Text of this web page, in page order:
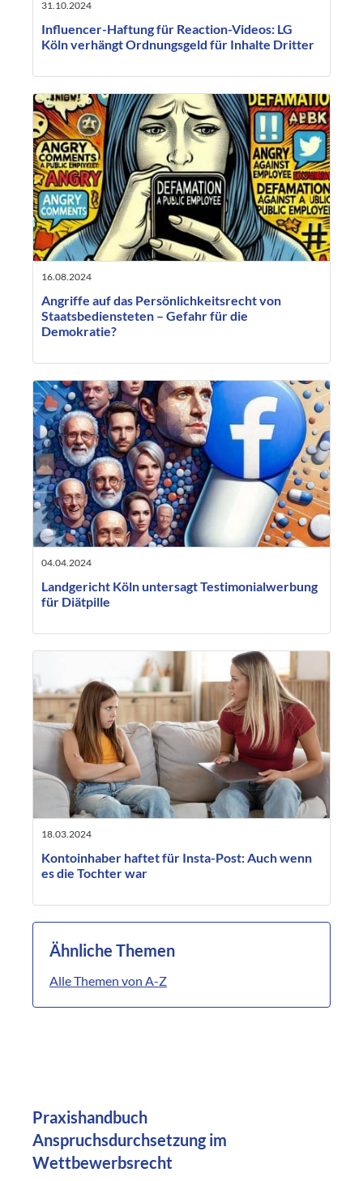
31.10.2024
Influencer-Haftung für Reaction-Videos: LG
Köln verhängt Ordnungsgeld für Inhalte Dritter
16.08.2024
Angriffe auf das Persönlichkeitsrecht von
Staatsbediensteten – Gefahr für die
Demokratie?
04.04.2024
Landgericht Köln untersagt Testimonialwerbung
für Diätpille
18.03.2024
Kontoinhaber haftet für Insta-Post: Auch wenn
es die Tochter war
Ähnliche Themen
Alle Themen von A-Z
Praxishandbuch
Anspruchsdurchsetzung im
Wettbewerbsrecht